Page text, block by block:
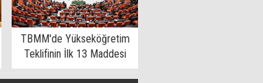
TBMM'de Yükseköğretim
Teklifinin İlk 13 Maddesi
Kabul Edildi